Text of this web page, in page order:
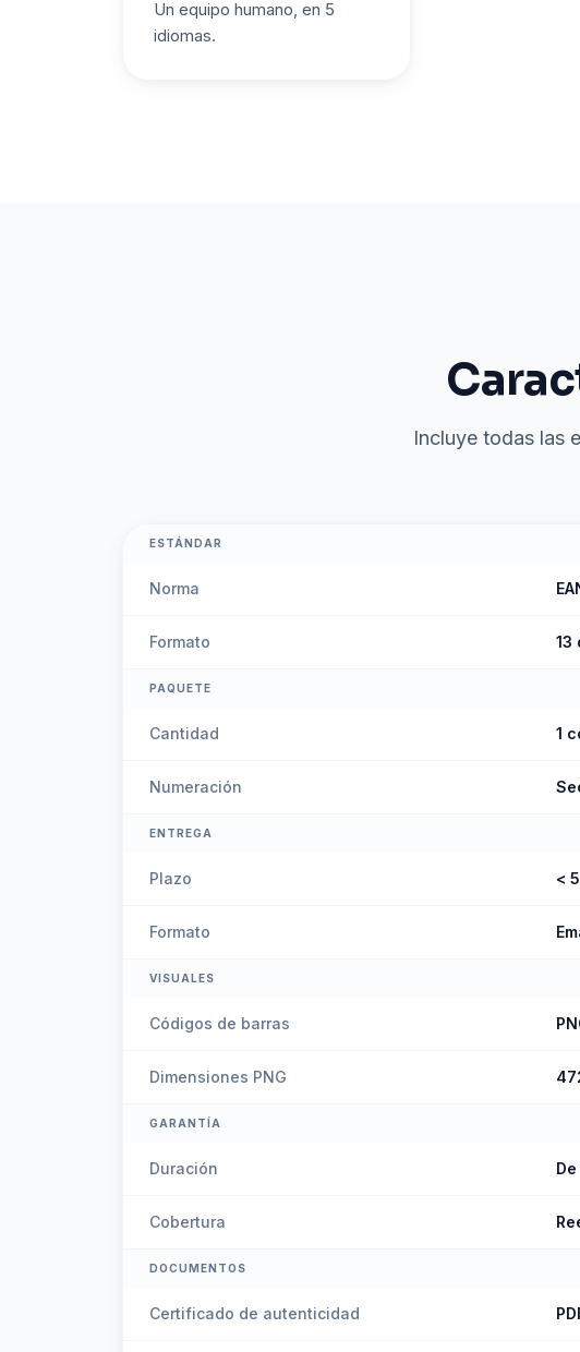
Un equipo humano, en 5
idiomas.
Incluye todas las
ESTÁNDAR
Norma
Formato 13
PAQUETE
Cantidad 1
Numeración
ENTREGA
Plazo <
Formato
VISUALES
Códigos de barras
Dimensiones PNG
GARANTÍA
Duración
Cobertura
DOCUMENTOS
Certificado de autenticidad